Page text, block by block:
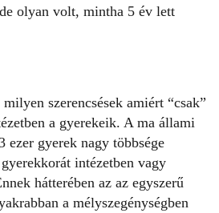
olyan volt, mintha 5 év lett
szerencsések amiért “csak”
a gyerekeik. A ma állami
ezer gyerek nagy többsége
intézetben vagy
hátterében az az egyszerű
a mélyszegénységben